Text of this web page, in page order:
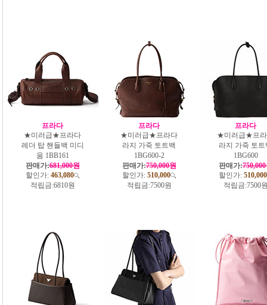
프라다
★미러급★프라다
레더 탑 핸들백 미디
움 1BB161
판매가:681,000원
할인가: 463,080
적립금:6810원
프라다
★미러급★프라다
라지 가죽 토트백
1BG600-2
판매가:750,000원
할인가: 510,000
적립금:7500원
프라다
★미러급★프
라지 가죽 토트
1BG600
판매가:
할인가: 510,000
적립금:7500